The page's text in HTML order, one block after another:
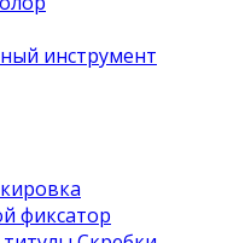
инструмент
фиксатор